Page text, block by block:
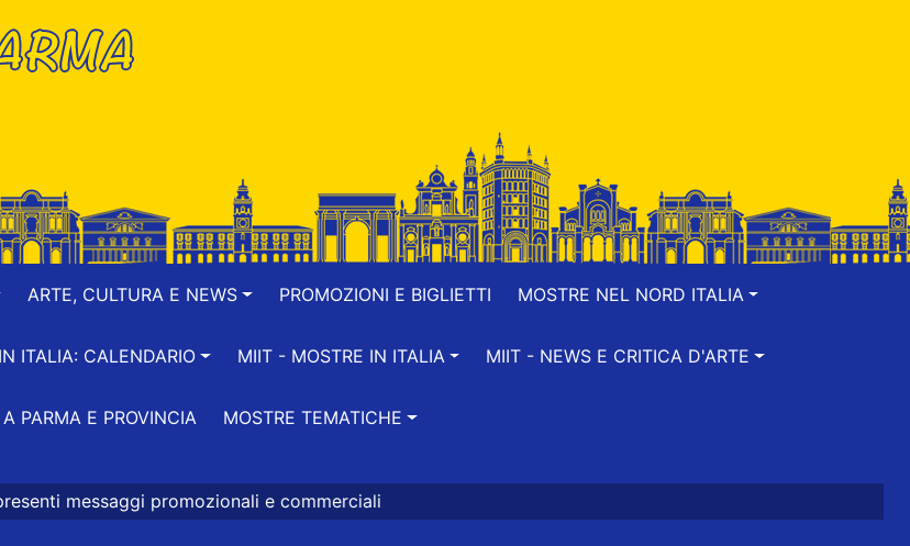
ARTE, CULTURA E NEWS PROMOZIONI E BIGLIETTI MOSTRE NEL NORD ITALIA
ITALIA: CALENDARIO MIIT - MOSTRE IN ITALIA MIIT - NEWS E CRITICA D'ARTE
PARMA E PROVINCIA MOSTRE TEMATICHE
e commerciali